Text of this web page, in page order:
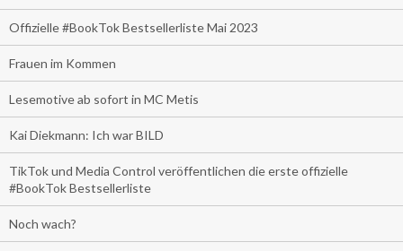
Offizielle #BookTok Bestsellerliste Mai 2023
Frauen im Kommen
Lesemotive ab sofort in MC Metis
Kai Diekmann: Ich war BILD
TikTok und Media Control veröffentlichen die erste offizielle
#BookTok Bestsellerliste
Noch wach?